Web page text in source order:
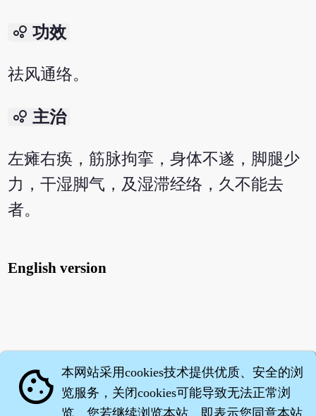
bubble_chart 功效
祛风通络。
bubble_chart 主治
左瘫右痪，筋脉拘挛，身体不遂，脚腿少
力，干湿脚气，及湿滞经络，久不能去
者。
English version
cookie 本网站采用cookies技术提供优质、安全的浏
览服务，关闭cookies可能导致无法正常浏
览。您若继续浏览本站，即表示您同意本站